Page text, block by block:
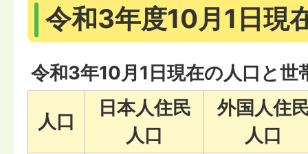
令和3年度10月1日現
令和3年10月1日現在の人口と世
人口
日本人住民
人口
外国人住
人口